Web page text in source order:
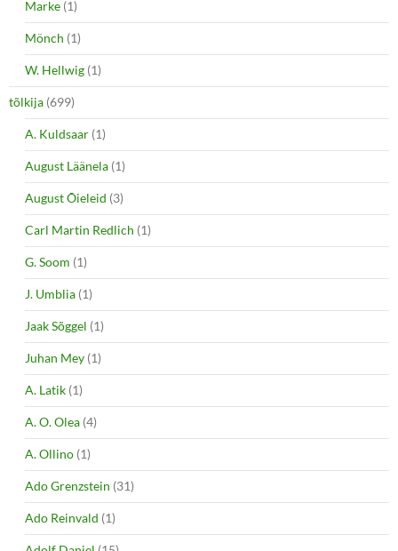
Marke (1)
Mönch (1)
W. Hellwig (1)
tõlkija (699)
A. Kuldsaar (1)
August Läänela (1)
August Õieleid (3)
Carl Martin Redlich (1)
G. Soom (1)
J. Umblia (1)
Jaak Sõggel (1)
Juhan Mey (1)
A. Latik (1)
A. O. Olea (4)
A. Ollino (1)
Ado Grenzstein (31)
Ado Reinvald (1)